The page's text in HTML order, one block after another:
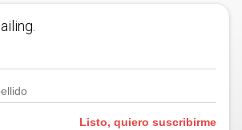
Listo, quiero suscribirme